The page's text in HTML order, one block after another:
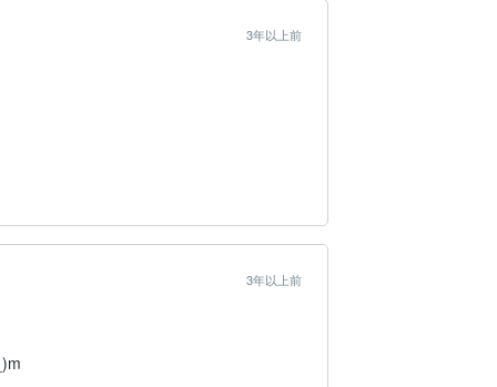
3年以上前
3年以上前